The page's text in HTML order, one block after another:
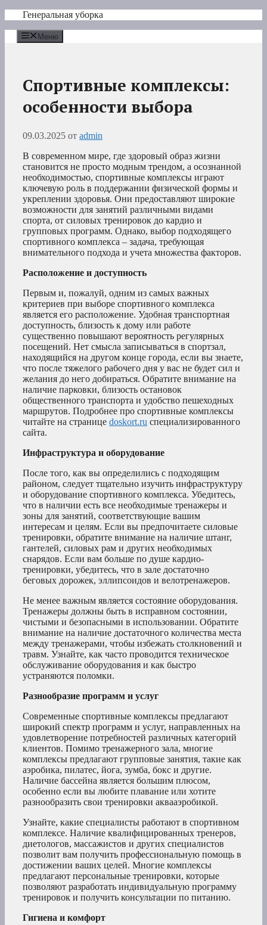
Перейти
содержимому
Генеральная уборка
Меню
Спортивные комплексы:
особенности выбора
09.03.2025 от admin
В современном мире, где здоровый образ жизни
становится не просто модным трендом, а осознанной
необходимостью, спортивные комплексы играют
ключевую роль в поддержании физической формы и
укреплении здоровья. Они предоставляют широкие
возможности для занятий различными видами
спорта, от силовых тренировок до кардио и
групповых программ. Однако, выбор подходящего
спортивного комплекса – задача, требующая
внимательного подхода и учета множества факторов.
Расположение и доступность
Первым и, пожалуй, одним из самых важных
критериев при выборе спортивного комплекса
является его расположение. Удобная транспортная
доступность, близость к дому или работе
существенно повышают вероятность регулярных
посещений. Нет смысла записываться в спортзал,
находящийся на другом конце города, если вы знаете,
что после тяжелого рабочего дня у вас не будет сил и
желания до него добираться. Обратите внимание на
наличие парковки, близость остановок
общественного транспорта и удобство пешеходных
маршрутов. Подробнее про спортивные комплексы
читайте на странице doskort.ru специализированного
сайта.
Инфраструктура и оборудование
После того, как вы определились с подходящим
районом, следует тщательно изучить инфраструктуру
и оборудование спортивного комплекса. Убедитесь,
что в наличии есть все необходимые тренажеры и
зоны для занятий, соответствующие вашим
интересам и целям. Если вы предпочитаете силовые
тренировки, обратите внимание на наличие штанг,
гантелей, силовых рам и других необходимых
снарядов. Если вам больше по душе кардио-
тренировки, убедитесь, что в зале достаточно
беговых дорожек, эллипсоидов и велотренажеров.
Не менее важным является состояние оборудования.
Тренажеры должны быть в исправном состоянии,
чистыми и безопасными в использовании. Обратите
внимание на наличие достаточного количества места
между тренажерами, чтобы избежать столкновений и
травм. Узнайте, как часто проводится техническое
обслуживание оборудования и как быстро
устраняются поломки.
Разнообразие программ и услуг
Современные спортивные комплексы предлагают
широкий спектр программ и услуг, направленных на
удовлетворение потребностей различных категорий
клиентов. Помимо тренажерного зала, многие
комплексы предлагают групповые занятия, такие как
аэробика, пилатес, йога, зумба, бокс и другие.
Наличие бассейна является большим плюсом,
особенно если вы любите плавание или хотите
разнообразить свои тренировки аквааэробикой.
Узнайте, какие специалисты работают в спортивном
комплексе. Наличие квалифицированных тренеров,
диетологов, массажистов и других специалистов
позволит вам получить профессиональную помощь в
достижении ваших целей. Многие комплексы
предлагают персональные тренировки, которые
позволяют разработать индивидуальную программу
тренировок и получить консультации по питанию.
Гигиена и комфорт